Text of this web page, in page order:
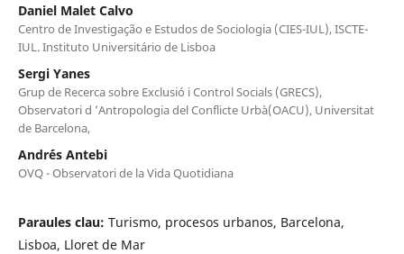
Daniel Malet Calvo
Centro de Investigação e Estudos de Sociologia (CIES-IUL), ISCTE-
IUL. Instituto Universitário de Lisboa
Sergi Yanes
Grup de Recerca sobre Exclusió i Control Socials (GRECS),
Observatori d ’Antropologia del Conflicte Urbà(OACU), Universitat
de Barcelona,
Andr´és Antebi
OVQ - Observatori de la Vida Quotidiana
Paraules clau: Turismo, procesos urbanos, Barcelona,
Lisboa, Lloret de Mar